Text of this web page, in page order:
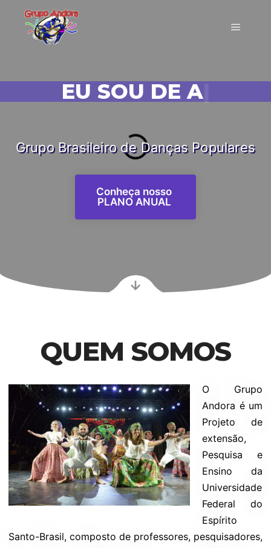
EU SOU DE ANDORA!
Grupo Brasileiro de Danças Populares
Conheça nosso
PLANO ANUAL
QUEM SOMOS
O Grupo
Andora é um
Projeto de
extensão,
Pesquisa e
Ensino da
Universidade
Federal do
Espírito
Santo-Brasil, composto de professores, pesquisadores,